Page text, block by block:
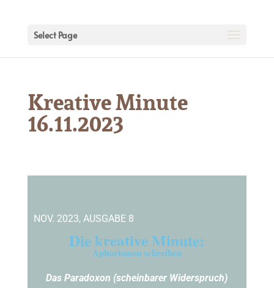
Select Page
Kreative Minute
16.11.2023
NOV. 2023, AUSGABE 8
Die kreative Minute:
Aphorismen schreiben
Das Paradoxon (scheinbarer Widerspruch)